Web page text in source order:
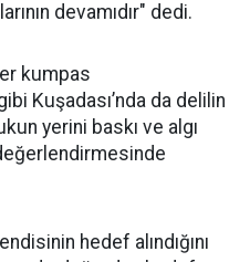
devamıdır" dedi.
kumpas
Kuşadası’nda da delilin
yerini baskı ve algı
hedef alındığını